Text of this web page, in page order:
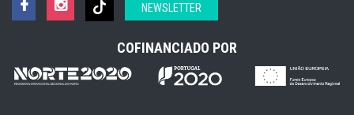
NEWSLETTER
COFINANCIADO POR